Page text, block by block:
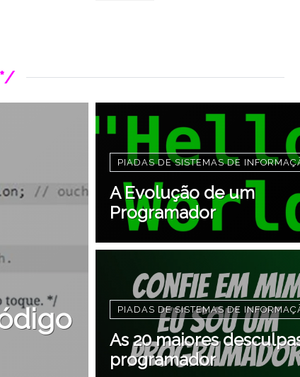
*/
PIADAS DE SISTEMAS DE
A Evolução de um
Programador
PIADAS DE SISTEMAS DE
As 20 maiores
programador